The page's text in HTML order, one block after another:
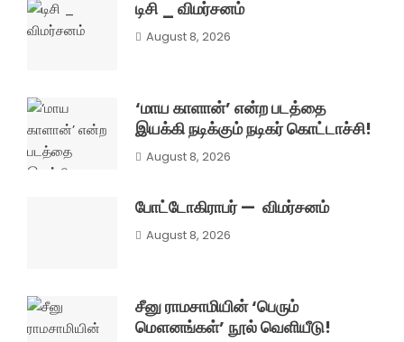
டிசி _ விமர்சனம்
August 8, 2026
‘மாய காளான்’ என்ற படத்தை
இயக்கி நடிக்கும் நடிகர் கொட்டாச்சி!
August 8, 2026
போட்டோகிராபர் — விமர்சனம்
August 8, 2026
சீனு ராமசாமியின் ‘பெரும்
மௌனங்கள்’ நூல் வெளியீடு!